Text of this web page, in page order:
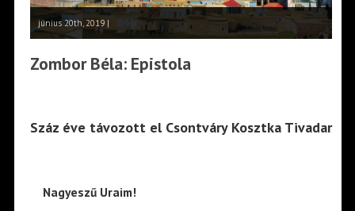
június 20th, 2019 |
Zombor Béla: Epistola
Száz éve távozott el Csontváry Kosztka Tivadar
Nagyeszű Uraim!